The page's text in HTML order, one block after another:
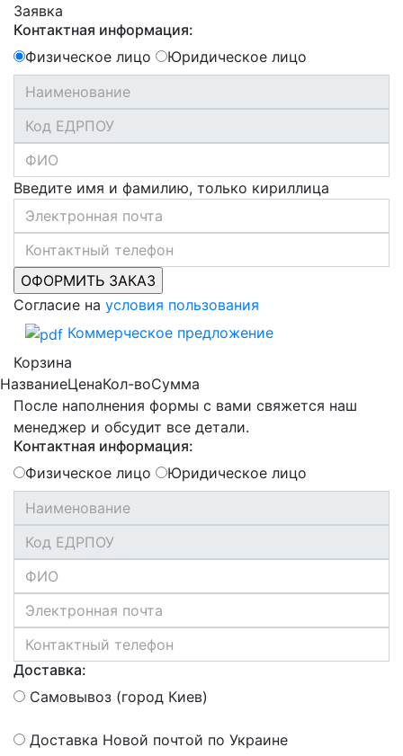
Заявка
Контактная информация:
Физическое лицо
Юридическое лицо
Введите имя и фамилию, только кириллица
Согласие на условия пользования
Коммерческое предложение
Корзина
НазваниеЦенаКол-воСумма
После наполнения формы с вами свяжется наш
менеджер и обсудит все детали.
Контактная информация:
Физическое лицо
Юридическое лицо
Доставка:
Самовывоз (город Киев)
Доставка Новой почтой по Украине